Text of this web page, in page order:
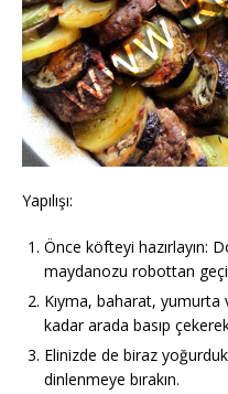
Yapılışı:
Önce köfteyi hazırlayın:
maydanozu robottan
Kıyma, baharat, yumurta
kadar arada basıp
Elinizde de biraz
dinlenmeye bırakın.